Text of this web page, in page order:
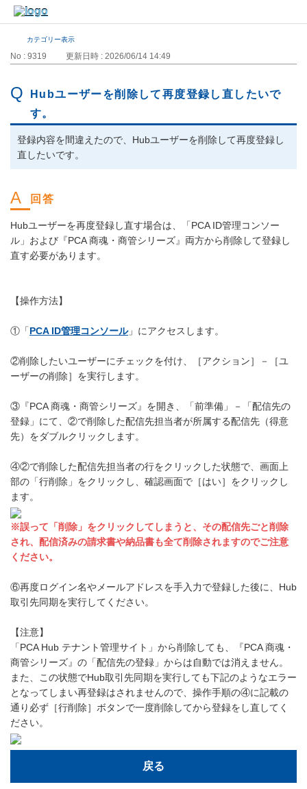
カテゴリー表示
No : 9319 更新日時 : 2026/06/14 14:49
Hubユーザーを削除して再度登録し直したいで
す。
登録内容を間違えたので、Hubユーザーを削除して再度登録し
直したいです。
Hubユーザーを再度登録し直す場合は、「PCA ID管理コンソー
ル」および『PCA 商魂・商管シリーズ』両方から削除して登録し
直す必要があります。
【操作方法】
①「PCA ID管理コンソール」にアクセスします。
②削除したいユーザーにチェックを付け、［アクション］－［ユ
ーザーの削除］を実行します。
③『PCA 商魂・商管シリーズ』を開き、「前準備」－「配信先の
登録」にて、②で削除した配信先担当者が所属する配信先（得意
先）をダブルクリックします。
④②で削除した配信先担当者の行をクリックした状態で、画面上
部の「行削除」をクリックし、確認画面で［はい］をクリックし
ます。
※誤って「削除」をクリックしてしまうと、その配信先ごと削除
され、配信済みの請求書や納品書も全て削除されますのでご注意
ください。
⑥再度ログイン名やメールアドレスを手入力で登録した後に、Hub
取引先同期を実行してください。
【注意】
「PCA Hub テナント管理サイト」から削除しても、『PCA 商魂・
商管シリーズ』の「配信先の登録」からは自動では消えません。
また、この状態でHub取引先同期を実行しても下記のようなエラー
となってしまい再登録はされませんので、操作手順の④に記載の
通り必ず［行削除］ボタンで一度削除してから登録をし直してく
ださい。
戻る